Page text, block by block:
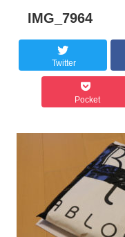
IMG_7964
Twitter
Pocket